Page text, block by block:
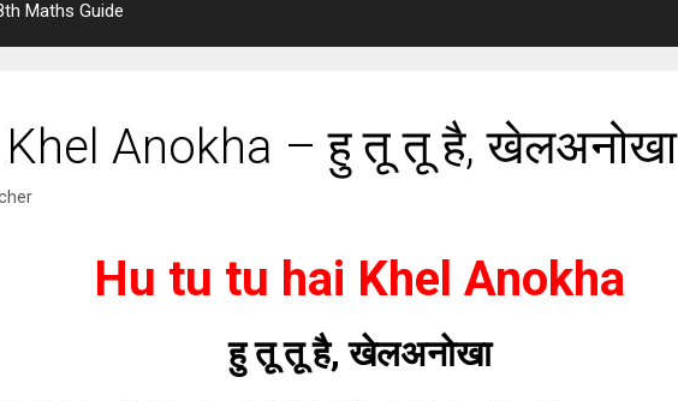
Maths Guide
Anokha – हु तू तू है, खेलअनोखा
Hu tu tu hai Khel Anokha
हु तू तू है,खेलअनोखा